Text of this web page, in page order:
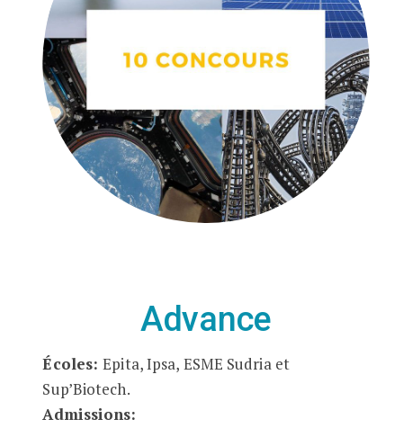
Advance
Écoles:Epita, Ipsa, ESME Sudria et
Sup’Biotech.
Admissions: